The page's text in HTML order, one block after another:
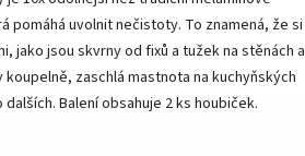
pomáhá uvolnit nečistoty. To znamená, že si
jako jsou skvrny od fixů a tužek na stěnách a
zaschlá mastnota na kuchyňských
Balení obsahuje 2 ks houbiček.